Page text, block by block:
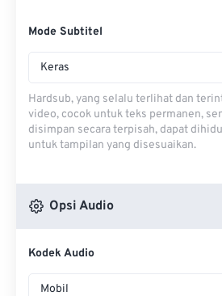
Mode Subtitel
Keras
Hardsub, yang selalu terlihat dan
video, cocok untuk teks permanen,
disimpan secara terpisah, dapat
untuk tampilan yang disesuaikan.
Opsi Audio
Kodek Audio
Mobil